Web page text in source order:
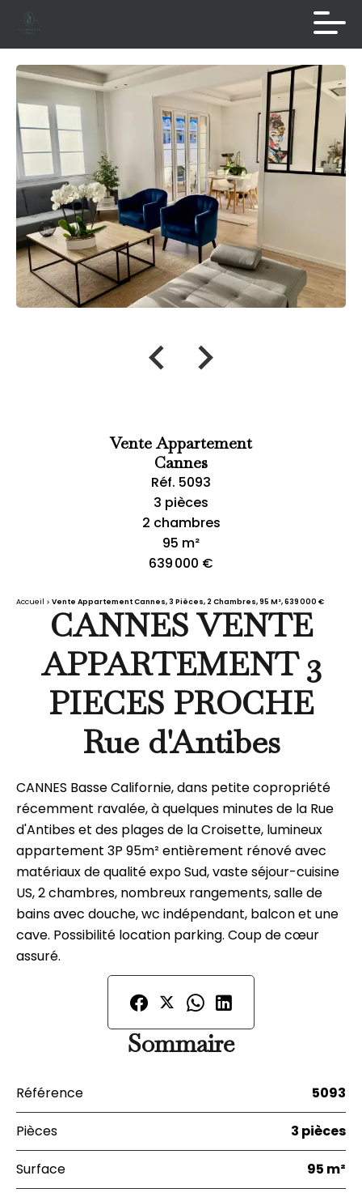
Vente Appartement
Cannes
Réf. 5093
3 pièces
2 chambres
95 m²
639 000 €
Accueil Vente Appartement Cannes, 3 Pièces, 2 Chambres, 95 M², 639 000 €
CANNES VENTE
APPARTEMENT 3
PIECES PROCHE
Rue d'Antibes
CANNES Basse Californie, dans petite copropriété
récemment ravalée, à quelques minutes de la Rue
d'Antibes et des plages de la Croisette, lumineux
appartement 3P 95m² entièrement rénové avec
matériaux de qualité expo Sud, vaste séjour-cuisine
US, 2 chambres, nombreux rangements, salle de
bains avec douche, wc indépendant, balcon et une
cave. Possibilité location parking. Coup de cœur
assuré.
Sommaire
Référence 5093
Pièces 3 pièces
Surface 95 m²